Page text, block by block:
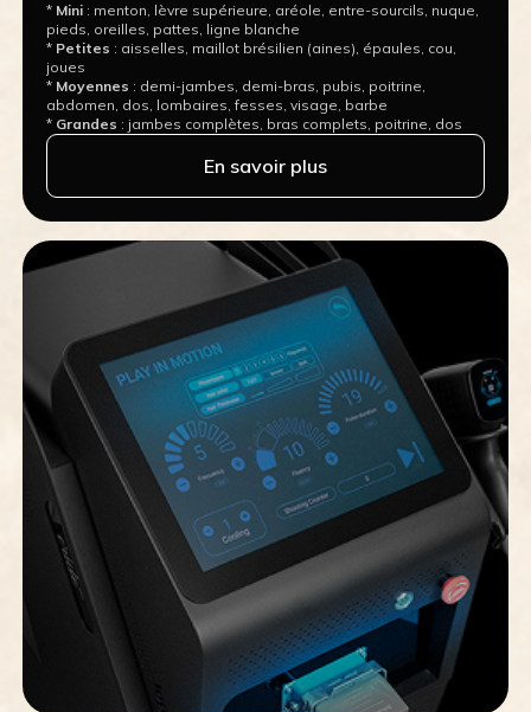
* Mini : menton, lèvre supérieure, aréole, entre-sourcils, nuque,
pieds, oreilles, pattes, ligne blanche
* Petites : aisselles, maillot brésilien (aines), épaules, cou,
joues
* Moyennes : demi-jambes, demi-bras, pubis, poitrine,
abdomen, dos, lombaires, fesses, visage, barbe
* Grandes : jambes complètes, bras complets, poitrine, dos
En savoir plus